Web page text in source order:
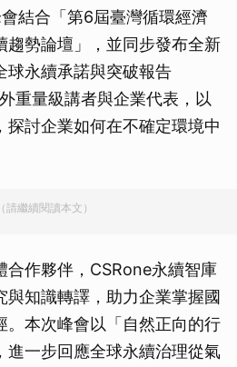
結合「第6屆臺灣循環經濟
趨勢論壇」，並同步發布全新
球永續承諾與突破報告
重量級講者與企業代表，以
探討企業如何在不確定環境中
請繼續閱讀本文）
合作夥伴，CSRone永續智庫
與知識轉譯，助力企業掌握國
。本次峰會以「自然正向的行
進一步回應全球永續治理從氣